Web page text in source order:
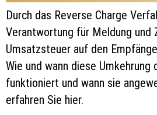
Durch das Reverse Charge
Verantwortung für Meldung und
Umsatzsteuer auf den
Wie und wann diese Umkehrung
funktioniert und wann sie
erfahren Sie hier.